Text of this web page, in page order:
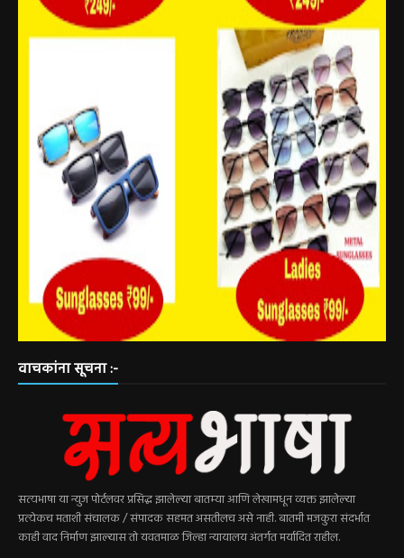
वाचकांना सूचना :-
सत्यभाषा या न्युज पोर्टलवर प्रसिद्ध झालेल्या बातम्या आणि लेखामधून व्यक्त झालेल्या
प्रत्येकच मताशी संचालक / संपादक सहमत असतीलच असे नाही. बातमी मजकुरा संदर्भात
काही वाद निर्माण झाल्यास तो यवतमाळ जिल्हा न्यायालय अंतर्गत मर्यादित राहील.